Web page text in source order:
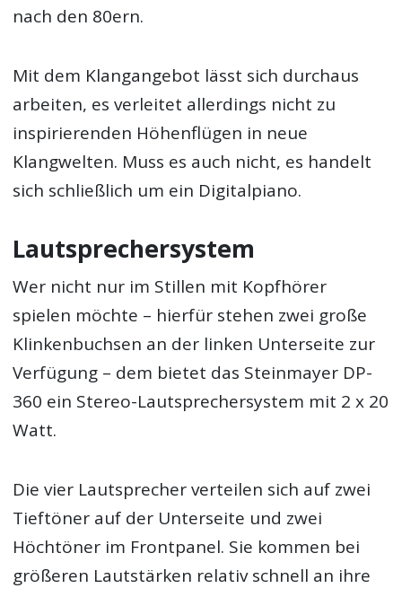
nach den 80ern.
Mit dem Klangangebot lässt sich durchaus
arbeiten, es verleitet allerdings nicht zu
inspirierenden Höhenflügen in neue
Klangwelten. Muss es auch nicht, es handelt
sich schließlich um ein Digitalpiano.
Lautsprechersystem
Wer nicht nur im Stillen mit Kopfhörer
spielen möchte – hierfür stehen zwei große
Klinkenbuchsen an der linken Unterseite zur
Verfügung – dem bietet das Steinmayer DP-
360 ein Stereo-Lautsprechersystem mit 2 x 20
Watt.
Die vier Lautsprecher verteilen sich auf zwei
Tieftöner auf der Unterseite und zwei
Höchtöner im Frontpanel. Sie kommen bei
größeren Lautstärken relativ schnell an ihre